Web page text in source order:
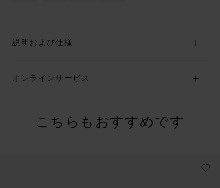
説明および仕様
オンラインサービス
こちらもおすすめです